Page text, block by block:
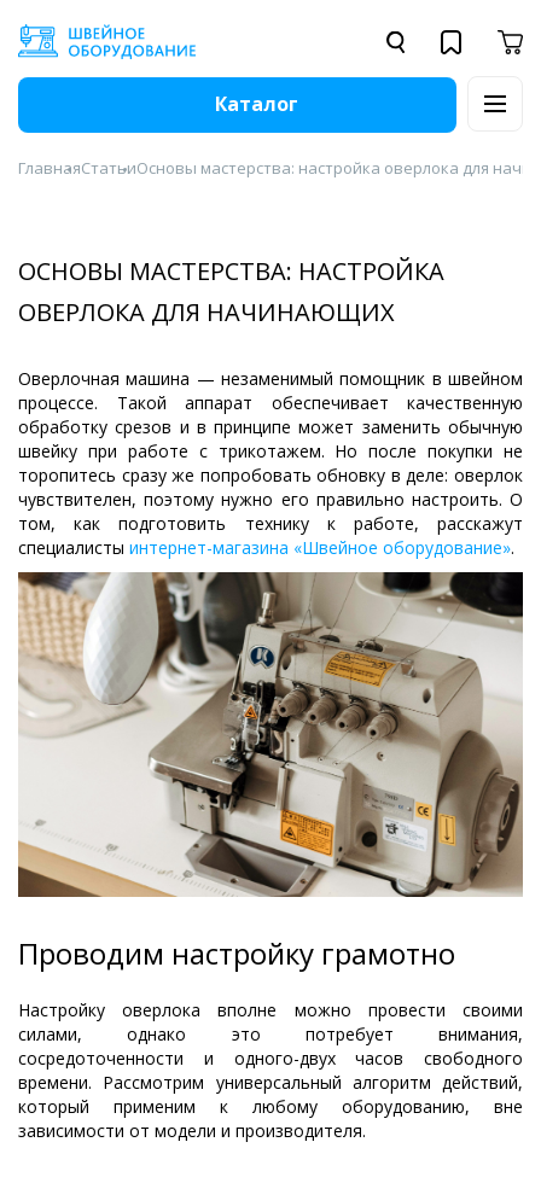
Каталог
ГлавнаяСтатьиОсновы мастерства: настройка оверлока для
ОСНОВЫ МАСТЕРСТВА: НАСТРОЙКА
ОВЕРЛОКА ДЛЯ НАЧИНАЮЩИХ
Оверлочная машина — незаменимый помощник в швейном
процессе. Такой аппарат обеспечивает качественную
обработку срезов и в принципе может заменить обычную
швейку при работе с трикотажем. Но после покупки не
торопитесь сразу же попробовать обновку в деле: оверлок
чувствителен, поэтому нужно его правильно настроить. О
том, как подготовить технику к работе, расскажут
специалисты интернет-магазина «Швейное оборудование».
Проводим настройку грамотно
Настройку оверлока вполне можно провести своими
силами, однако это потребует внимания,
сосредоточенности и одного-двух часов свободного
времени. Рассмотрим универсальный алгоритм действий,
который применим к любому оборудованию, вне
зависимости от модели и производителя.